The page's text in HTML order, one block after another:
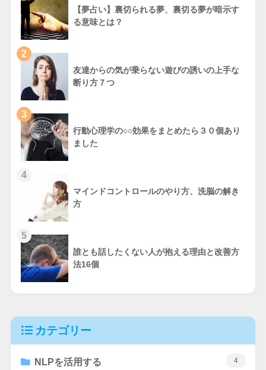
【夢占い】裏切られる夢、裏切る夢が暗示す
る意味とは？
2
友達からの気が乗らない遊びの誘いの上手な
断り方７つ
3
行動心理学の○○効果をまとめたら３０個あり
ました
4
マインドコントロールのやり方、洗脳の解き
方
5
誰とも話したくない人が抱える理由と改善方
法16個
カテゴリー
NLPを活用する 4